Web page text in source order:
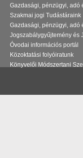
Gazdasági, pénzügyi, adó
Szakmai jogi Tudástáraink
Gazdasági, pénzügyi, adó
Jogszabálygyűjtemény és
Óvodai információs portál
Közoktatási folyóiratunk
Könyvelői Módszertani